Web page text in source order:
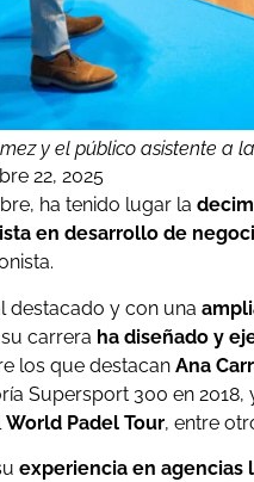
y el público asistente a
22, 2025
ha tenido lugar la
en desarrollo de
destacado y con una
carrera ha diseñado y
los que destacan Ana
Supersport 300 en
World Padel Tour, entre
experiencia en agencias